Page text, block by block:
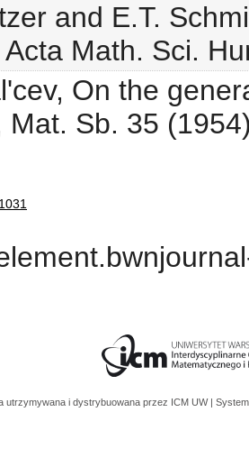
and E.T.
Math. Sci.
On the
Mat. Sb. 35
utrzymywana i dystrybuowana przez ICM UW |